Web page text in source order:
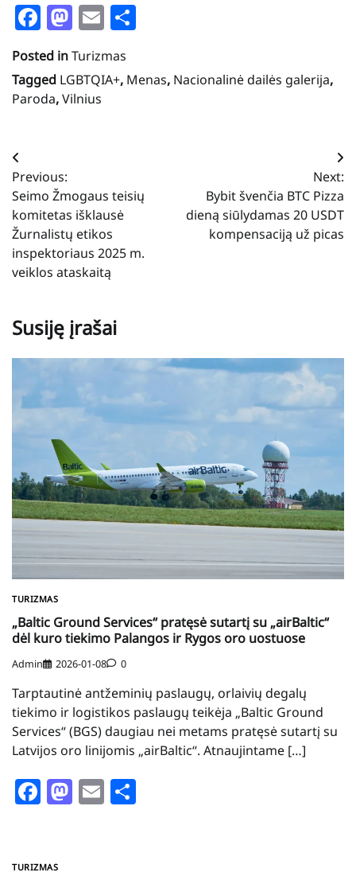
Facebook
Mastodon
Email
Posted inTurizmas
Tagged LGBTQIA+, Menas, Nacionalinė dailės galerija,
Paroda,Vilnius
Navigacija
tarp
įrašų
Previous:
Seimo Žmogaus teisių
komitetas išklausė
Žurnalistų etikos
inspektoriaus 2025 m.
veiklos ataskaitą
Next:
Bybit švenčia BTC Pizza
dieną siūlydamas 20 USDT
kompensaciją už picas
Susiję įrašai
TURIZMAS
„Baltic Ground Services“ pratęsė sutartį su „airBaltic“
dėl kuro tiekimo Palangos ir Rygos oro uostuose
Admin 2026-01-08 0
Tarptautinė antžeminių paslaugų, orlaivių degalų
tiekimo ir logistikos paslaugų teikėja „Baltic Ground
Services“ (BGS) daugiau nei metams pratęsė sutartį su
Latvijos oro linijomis „airBaltic“. Atnaujintame […]
Facebook
Mastodon
Email
TURIZMAS